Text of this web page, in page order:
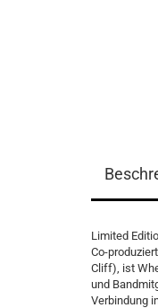
Limited
Co-
Cliff), ist
und
Verbindung